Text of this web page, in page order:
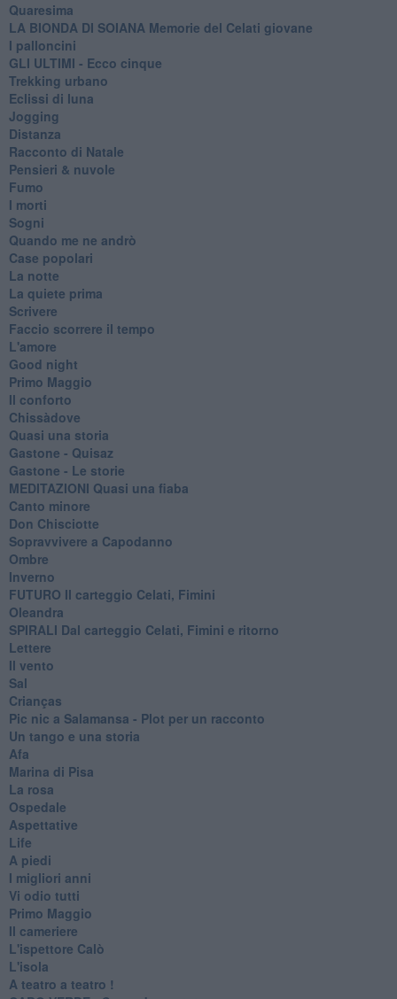
Quaresima
LA BIONDA DI SOIANA Memorie del Celati giovane
I palloncini
GLI ULTIMI - Ecco cinque
Trekking urbano
Eclissi di luna
Jogging
Distanza
Racconto di Natale
Pensieri & nuvole
Fumo
I morti
Sogni
Quando me ne andrò
Case popolari
La notte
La quiete prima
Scrivere
Faccio scorrere il tempo
L'amore
Good night
Primo Maggio
Il conforto
Chissàdove
Quasi una storia
Gastone - Quisaz
Gastone - Le storie
MEDITAZIONI Quasi una fiaba
Canto minore
Don Chisciotte
Sopravvivere a Capodanno
Ombre
Inverno
FUTURO Il carteggio Celati, Fimini
Oleandra
SPIRALI Dal carteggio Celati, Fimini e ritorno
Lettere
Il vento
Sal
Crianças
Pic nic a Salamansa - Plot per un racconto
Un tango e una storia
Afa
Marina di Pisa
La rosa
Ospedale
Aspettative
Life
A piedi
I migliori anni
Vi odio tutti
Primo Maggio
Il cameriere
L'ispettore Calò
L'isola
A teatro a teatro !